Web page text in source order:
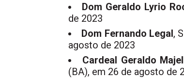
Dom Geraldo Lyrio
de 2023
Dom Fernando Legal,
agosto de 2023
Cardeal Geraldo
(BA), em 26 de agosto de